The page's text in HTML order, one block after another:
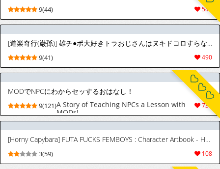
540
9(44)
[道楽奇行(巌孫)] 雄チ●ポ大好きトラおじさんはヌキドコロすらない片田舎できままにヤローライフを満喫する | 超愛雄雞●的虎大叔在連發洩都沒地方的偏僻鄉下盡情享受自在的男人生活 [中国翻訳] [tigerokami]
490
9(41)
MODでNPCにわからセッするおはなし！
734
9(121)A Story of Teaching NPCs a Lesson with
MODs!
[Horny Capybara] FUTA FUCKS FEMBOYS : Character Artbook - Harley
108
3(59)